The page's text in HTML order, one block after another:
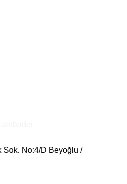
Sok. No:4/D Beyoğlu /